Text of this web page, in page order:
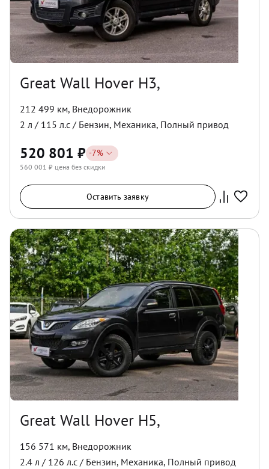
Great Wall Hover H3,
212 499 км, Внедорожник
2 л / 115 л.с / Бензин, Механика, Полный привод
520 801 ₽ -7%
560 001 ₽ цена без скидки
Оставить заявку
Great Wall Hover H5,
156 571 км, Внедорожник
2.4 л / 126 л.с / Бензин, Механика, Полный привод